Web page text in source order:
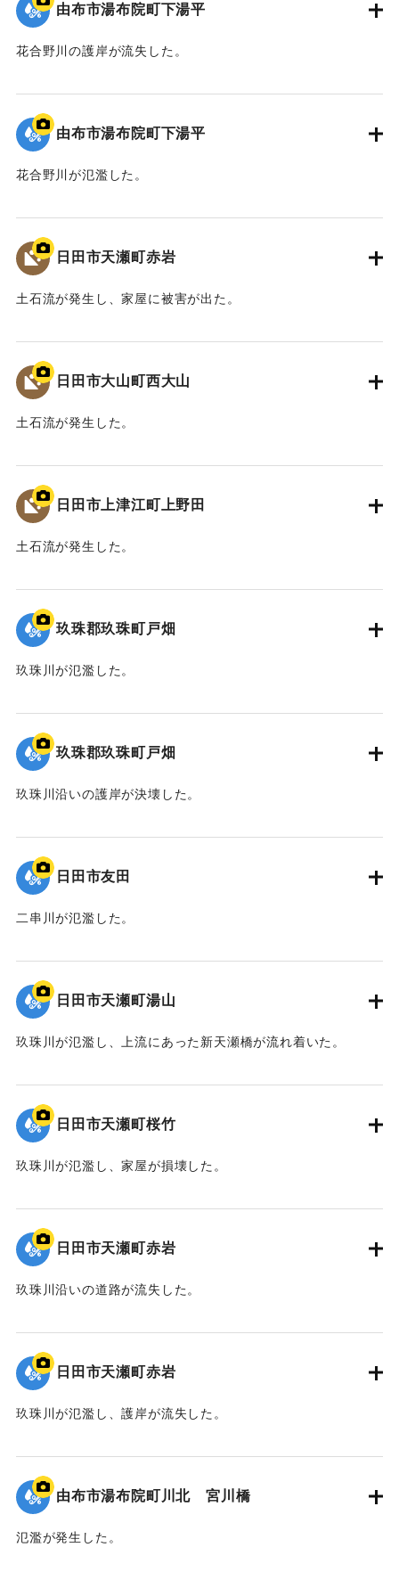
由布市湯布院町下湯平
花合野川の護岸が流失した。
2020/7/6｜固有コード:01215087
由布市湯布院町下湯平
花合野川が氾濫した。
2020/7/6｜固有コード:01215086
日田市天瀬町赤岩
土石流が発生し、家屋に被害が出た。
2020/7/6｜固有コード:01215085
日田市大山町西大山
土石流が発生した。
2020/7/6｜固有コード:01215084
日田市上津江町上野田
土石流が発生した。
2020/7/6｜固有コード:01215083
玖珠郡玖珠町戸畑
玖珠川が氾濫した。
2020/7/6｜固有コード:01215082
玖珠郡玖珠町戸畑
玖珠川沿いの護岸が決壊した。
2020/7/6｜固有コード:01215081
日田市友田
二串川が氾濫した。
2020/7/6｜固有コード:01215080
日田市天瀬町湯山
玖珠川が氾濫し、上流にあった新天瀬橋が流れ着いた。
2020/7/6｜固有コード:01215079
日田市天瀬町桜竹
玖珠川が氾濫し、家屋が損壊した。
2020/7/6｜固有コード:01215078
日田市天瀬町赤岩
玖珠川沿いの道路が流失した。
2020/7/6｜固有コード:01215077
日田市天瀬町赤岩
玖珠川が氾濫し、護岸が流失した。
2020/7/6｜固有コード:01215076
由布市湯布院町川北 宮川橋
氾濫が発生した。